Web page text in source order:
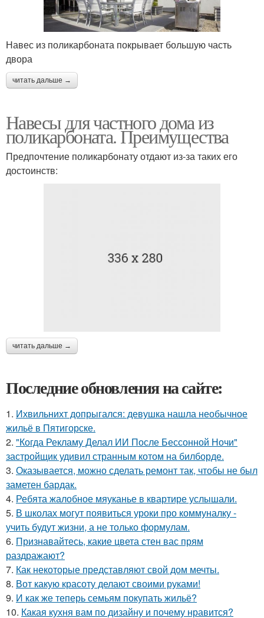
Навес из поликарбоната покрывает большую часть
двора
читать дальше →
Навесы для частного дома из
поликарбоната. Преимущества
Предпочтение поликарбонату отдают из-за таких его
достоинств:
читать дальше →
Последние обновления на сайте:
1. Ихвильнихт допрыгался: девушка нашла необычное
жильё в Пятигорске.
2. "Когда Рекламу Делал ИИ После Бессонной Ночи"
застройщик удивил странным котом на билборде.
3. Оказывается, можно сделать ремонт так, чтобы не был
заметен бардак.
4. Ребята жалобное мяуканье в квартире услышали.
5. В школах могут появиться уроки про коммуналку -
учить будут жизни, а не только формулам.
6. Признавайтесь, какие цвета стен вас прям
раздражают?
7. Как некоторые представляют свой дом мечты.
8. Вот какую красоту делают своими руками!
9. И как же теперь семьям покупать жильё?
10. Какая кухня вам по дизайну и почему нравится?